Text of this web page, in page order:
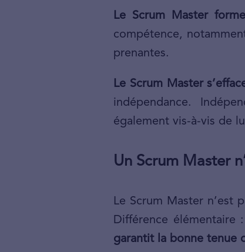
Le Scrum Master forme
compétence,
prenantes.
Le Scrum Master
indépendance.
également vis-à-vis de
Un Scrum Master
Le Scrum Master n’est
Différence élémentaire :
garantit la bonne tenue